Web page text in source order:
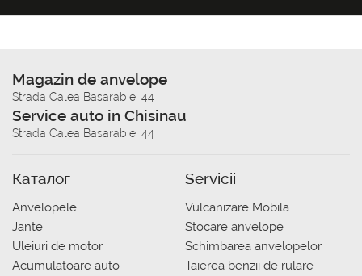
Magazin de anvelope
Strada Calea Basarabiei 44
Service auto in Chisinau
Strada Calea Basarabiei 44
Каталог
Anvelopele
Jante
Uleiuri de motor
Acumulatoare auto
Servicii
Vulcanizare Mobila
Stocare anvelope
Schimbarea anvelopelor
Taierea benzii de rulare